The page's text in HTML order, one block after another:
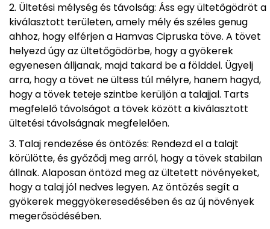
Ültetési mélység és távolság: Áss egy ültetőgödröt a
kiválasztott területen, amely mély és széles genug
ahhoz, hogy elférjen a Hamvas Cipruska töve. A tövet
helyezd úgy az ültetőgödörbe, hogy a gyökerek
egyenesen álljanak, majd takard be a földdel. Ügyelj
arra, hogy a tövet ne ültess túl mélyre, hanem hagyd,
hogy a tövek teteje szintbe kerüljön a talajjal. Tarts
megfelelő távolságot a tövek között a kiválasztott
ültetési távolságnak megfelelően.
Talaj rendezése és öntözés: Rendezd el a talajt
körülötte, és győződj meg arról, hogy a tövek stabilan
állnak. Alaposan öntözd meg az ültetett növényeket,
hogy a talaj jól nedves legyen. Az öntözés segít a
gyökerek meggyökeresedésében és az új növények
megerősödésében.